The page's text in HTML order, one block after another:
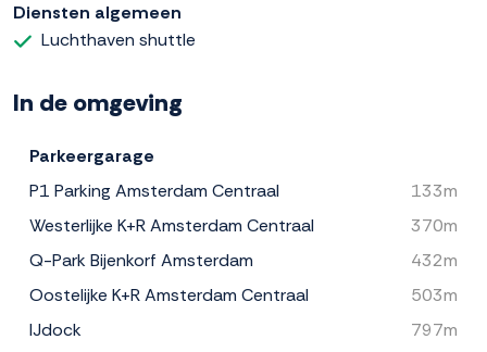
Diensten algemeen
Luchthaven shuttle
In de omgeving
Parkeergarage
P1 Parking Amsterdam Centraal
133m
Westerlijke K+R Amsterdam Centraal
370m
Q-Park Bijenkorf Amsterdam
432m
Oostelijke K+R Amsterdam Centraal
503m
IJdock
797m